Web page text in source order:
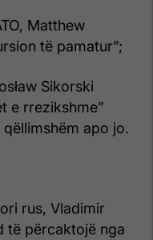
Matthew
të pamatur”;
Sikorski
e rrezikshme”
apo jo.
rus, Vladimir
të përcaktojë nga